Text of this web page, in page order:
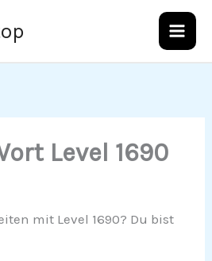
Level 1690
mit Level 1690? Du bist